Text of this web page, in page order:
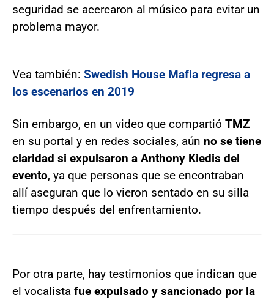
seguridad se acercaron al músico para evitar un
problema mayor.
Vea también: Swedish House Mafia regresa a
los escenarios en 2019
Sin embargo, en un video que compartió TMZ
en su portal y en redes sociales, aún no se tiene
claridad si expulsaron a Anthony Kiedis del
evento, ya que personas que se encontraban
allí aseguran que lo vieron sentado en su silla
tiempo después del enfrentamiento.
Por otra parte, hay testimonios que indican que
el vocalista fue expulsado y sancionado por la